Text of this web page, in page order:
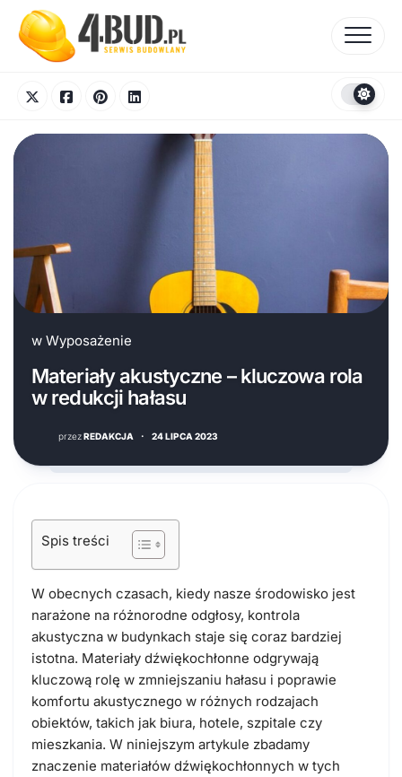
content
w Wyposażenie
Materiały akustyczne – kluczowa rola
w redukcji hałasu
przezREDAKCJA · 24 LIPCA 2023
Spis treści
W obecnych czasach, kiedy nasze środowisko jest
narażone na różnorodne odgłosy, kontrola
akustyczna w budynkach staje się coraz bardziej
istotna. Materiały dźwiękochłonne odgrywają
kluczową rolę w zmniejszaniu hałasu i poprawie
komfortu akustycznego w różnych rodzajach
obiektów, takich jak biura, hotele, szpitale czy
mieszkania. W niniejszym artykule zbadamy
znaczenie materiałów dźwiękochłonnych w tych